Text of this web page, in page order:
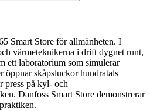
Smart Store för allmänheten. I
värmeteknikerna i drift dygnet runt,
ett laboratorium som simulerar
skåpsluckor hundratals
press på kyl- och
Danfoss Smart Store demonstrerar